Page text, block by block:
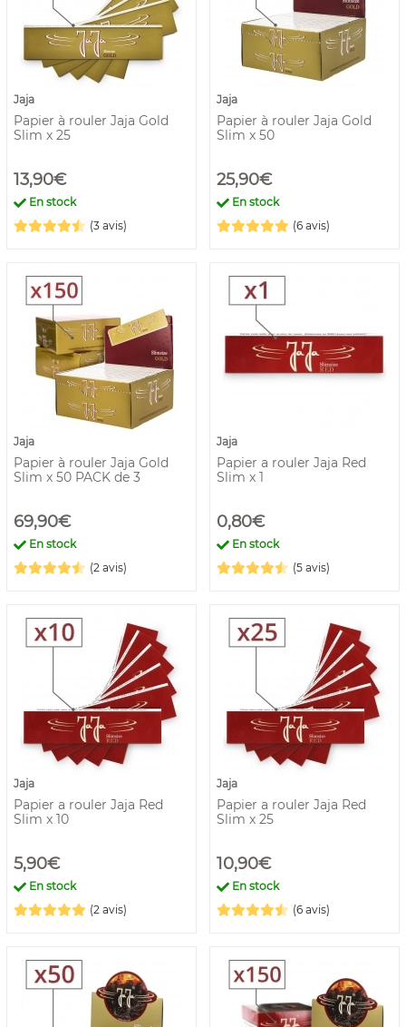
Jaja
Papier à rouler Jaja Gold
Slim x 25
13,90€
En stock
(3 avis)
Jaja
Papier à rouler Jaja Gold
Slim x 50
25,90€
En stock
(6 avis)
Jaja
Papier à rouler Jaja Gold
Slim x 50 PACK de 3
69,90€
En stock
(2 avis)
Jaja
Papier a rouler Jaja Red
Slim x 1
0,80€
En stock
(5 avis)
Jaja
Papier a rouler Jaja Red
Slim x 10
5,90€
En stock
(2 avis)
Jaja
Papier a rouler Jaja Red
Slim x 25
10,90€
En stock
(6 avis)